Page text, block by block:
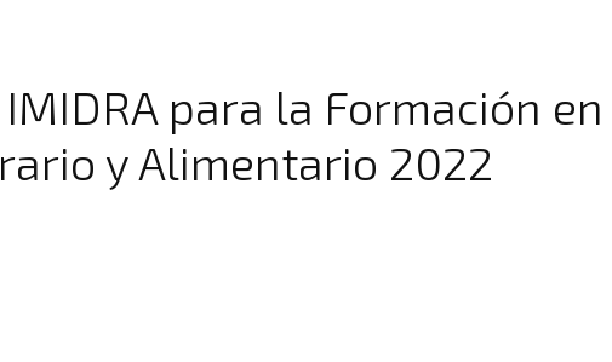
para la Formación
y Alimentario 2022